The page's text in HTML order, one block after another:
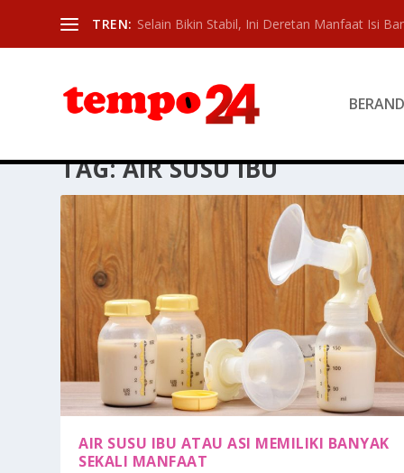
TREN: Selain Bikin Stabil, Ini Deretan Manfaat Isi
TAG:AIR SUSU IBU
AIR SUSU IBU ATAU ASI MEMILIKI BANYAK
SEKALI MANFAAT